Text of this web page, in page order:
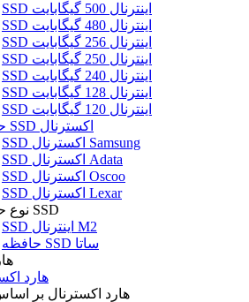
SSD اینترنال 500 گیگابایت
SSD اینترنال 480 گیگابایت
SSD اینترنال 256 گیگابایت
SSD اینترنال 250 گیگابایت
SSD اینترنال 240 گیگابایت
SSD اینترنال 128 گیگابایت
SSD اینترنال 120 گیگابایت
حافظه SSD اکسترنال
SSD اکسترنال Samsung
SSD اکسترنال Adata
SSD اکسترنال Oscoo
SSD اکسترنال Lexar
نوع حافظه SSD
SSD اینترنال M2
حافظه SSD ساتا
هارد
هارد اکسترنال بر